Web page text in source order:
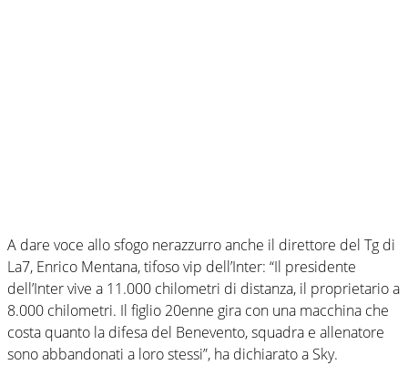
A dare voce allo sfogo nerazzurro anche il direttore del Tg di
La7, Enrico Mentana, tifoso vip dell’Inter: “Il presidente
dell’Inter vive a 11.000 chilometri di distanza, il proprietario a
8.000 chilometri. Il figlio 20enne gira con una macchina che
costa quanto la difesa del Benevento, squadra e allenatore
sono abbandonati a loro stessi”, ha dichiarato a Sky.